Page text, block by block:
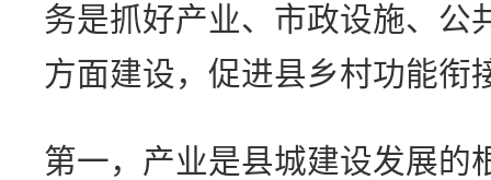
务是抓好产业、市政设施、公
方面建设，促进县乡村功能衔
第一，产业是县城建设发展的